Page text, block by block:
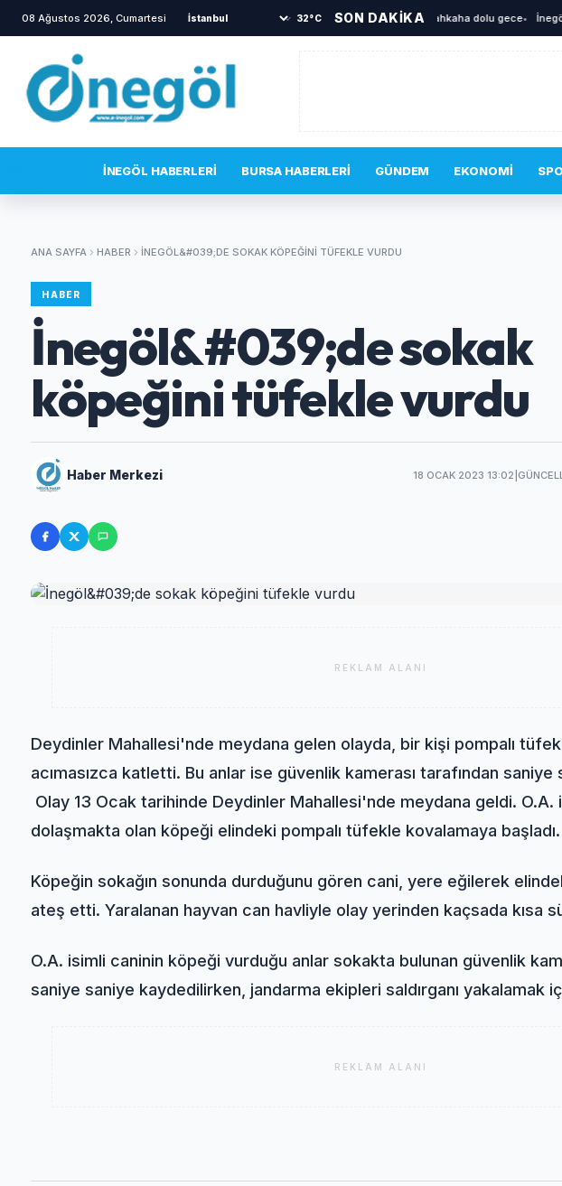
08 Ağustos 2026, Cumartesi 32°C SON DAKİKA
Mustafa Keser’den müzik ve kahkaha dolu gece • İnegöl'de
İNEGÖL HABERLERI BURSA HABERLERI GÜNDEM EKONOMI
ANA SAYFA HABER İNEGÖL&#039;DE SOKAK KÖPEĞINI TÜFEKLE VURDU
HABER
İnegöl&#039;de sokak
köpeğini tüfekle vurdu
Haber Merkezi 18 OCAK 2023 13:02
REKLAM ALANI
Deydinler Mahallesi'nde meydana gelen olayda, bir kişi pompalı
acımasızca katletti. Bu anlar ise güvenlik kamerası tarafından
Olay 13 Ocak tarihinde Deydinler Mahallesi'nde meydana geldi. O.A.
dolaşmakta olan köpeği elindeki pompalı tüfekle kovalamaya başladı.
Köpeğin sokağın sonunda durduğunu gören cani, yere eğilerek
ateş etti. Yaralanan hayvan can havliyle olay yerinden kaçsada kısa
O.A. isimli caninin köpeği vurduğu anlar sokakta bulunan güvenlik
saniye saniye kaydedilirken, jandarma ekipleri saldırganı yakalamak
REKLAM ALANI